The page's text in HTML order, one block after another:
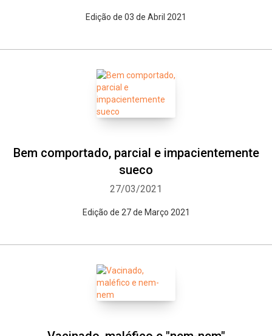
Edição de 03 de Abril 2021
Bem comportado, parcial e impacientemente
sueco
27/03/2021
Edição de 27 de Março 2021